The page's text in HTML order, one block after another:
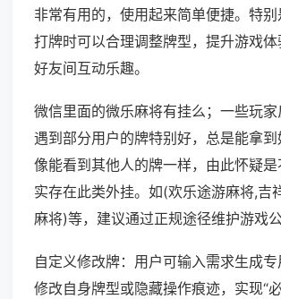
非常有用的，使用起来简单便捷。特
打牌时可以合理调整牌型，提升游戏
好友间互动乐趣。
微信里面的微乐麻将有挂么；一些玩
遇到部分用户的牌特别好，总是能拿
像能看到其他人的牌一样，由此怀疑
实存在此类外挂。如(欢乐途游麻将,吉
麻将)等，建议通过正规途径维护游戏公
自定义修改牌：用户可输入需求生成专
修改自身牌型或隐藏操作痕迹，实现“